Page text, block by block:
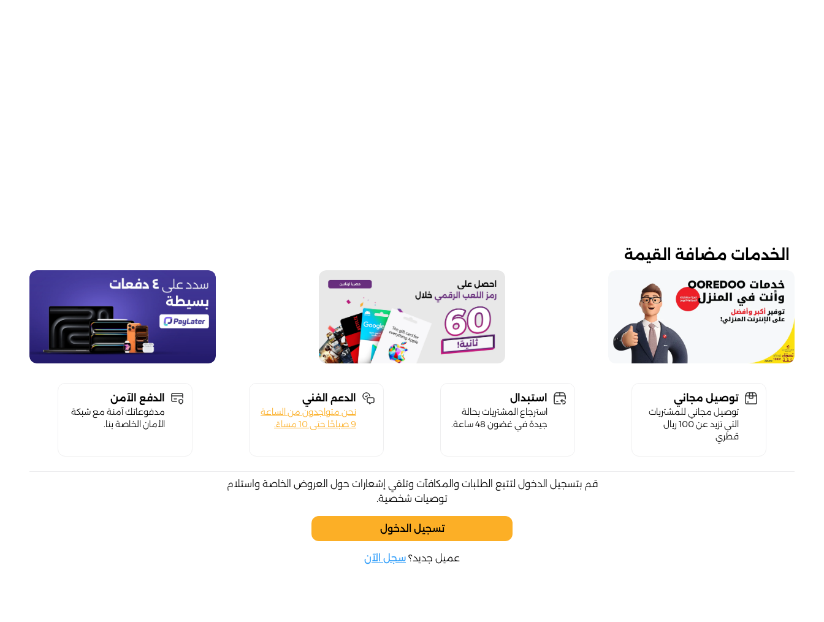
الخدمات مضافة القيمة
توصيل مجاني
توصيل مجاني للمشتريات
التي تزيد عن 100 ريال
قطري
استبدال
استرجاع المشتريات بحالة
جيدة في غضون 48 ساعة.
الدعم الفني
نحن متواجدون من الساعة
9 صباحًا حتى 10 مساءً.
الدفع الآمن
مدفوعاتك آمنة مع شبكة
الأمان الخاصة بنا.
قم بتسجيل الدخول لتتبع الطلبات والمكافآت وتلقي إشعارات حول العروض الخاصة واستلام
توصيات شخصية.
تسجيل الدخول
عميل جديد؟ سجل الآن